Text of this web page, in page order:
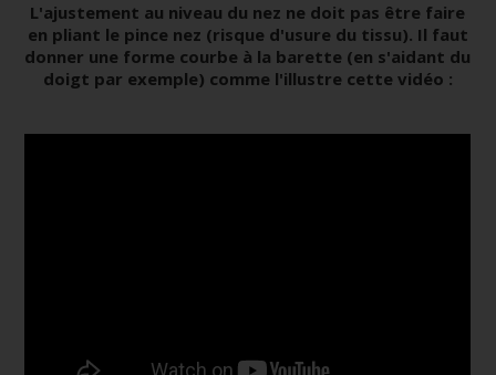
L'ajustement au niveau du nez ne doit pas être faire
en pliant le pince nez (risque d'usure du tissu). Il faut
donner une forme courbe à la barette (en s'aidant du
doigt par exemple) comme l'illustre cette vidéo :